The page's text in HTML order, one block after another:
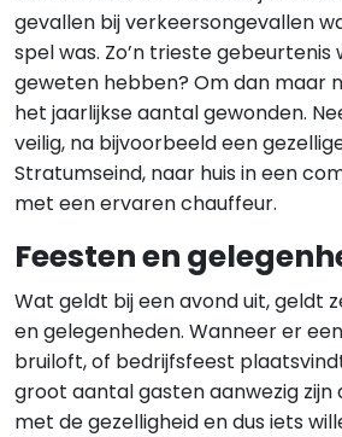
gevallen bij verkeersongevallen
spel was. Zo’n trieste
geweten hebben? Om dan maar
het jaarlijkse aantal gewonden.
veilig, na bijvoorbeeld een
Stratumseind, naar huis in een
met een ervaren chauffeur.
Feesten en
Wat geldt bij een avond uit, geldt
en gelegenheden. Wanneer er
bruiloft, of bedrijfsfeest
groot aantal gasten aanwezig zijn
met de gezelligheid en dus iets